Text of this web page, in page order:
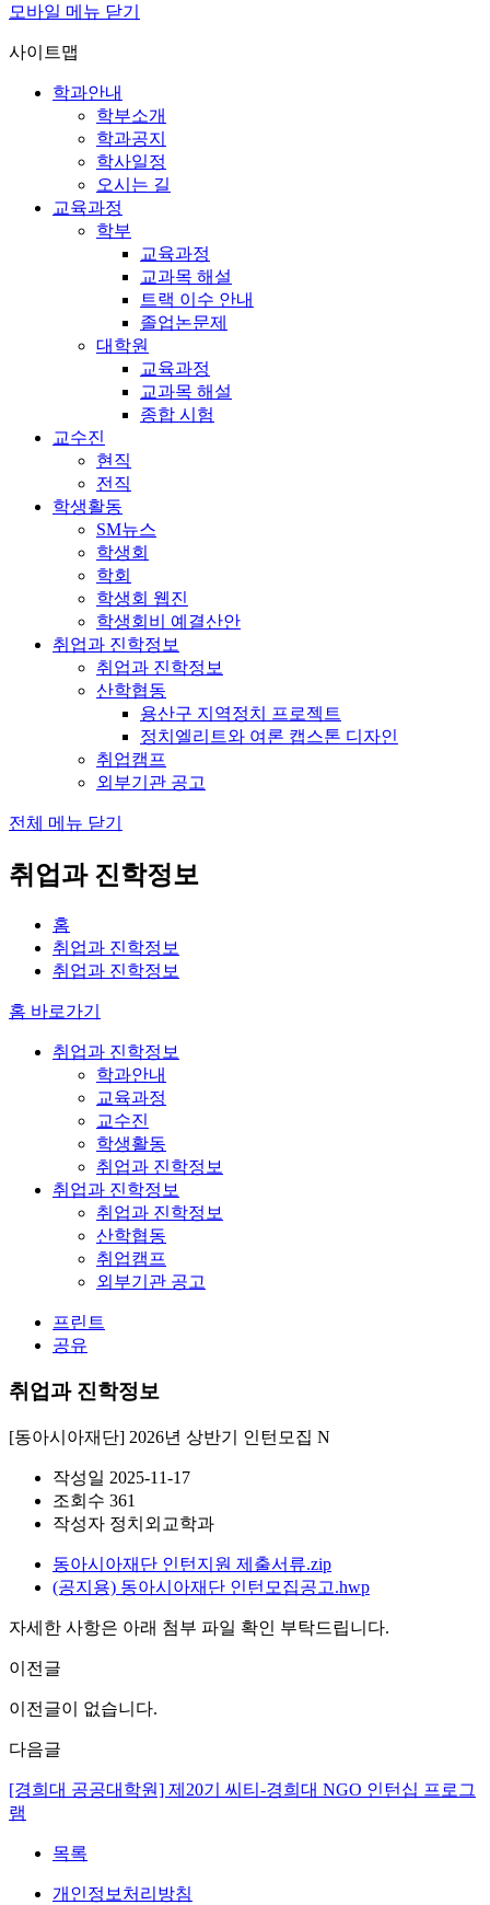
모바일 메뉴 닫기
사이트맵
학과안내
학부소개
학과공지
학사일정
오시는 길
교육과정
학부
교육과정
교과목 해설
트랙 이수 안내
졸업논문제
대학원
교육과정
교과목 해설
종합 시험
교수진
현직
전직
학생활동
SM뉴스
학생회
학회
학생회 웹진
학생회비 예결산안
취업과 진학정보
취업과 진학정보
산학협동
용산구 지역정치 프로젝트
정치엘리트와 여론 캡스톤 디자인
취업캠프
외부기관 공고
전체 메뉴 닫기
취업과 진학정보
홈
취업과 진학정보
취업과 진학정보
홈 바로가기
취업과 진학정보
학과안내
교육과정
교수진
학생활동
취업과 진학정보
취업과 진학정보
취업과 진학정보
산학협동
취업캠프
외부기관 공고
프린트
공유
취업과 진학정보
[동아시아재단] 2026년 상반기 인턴모집 N
작성일 2025-11-17
조회수 361
작성자 정치외교학과
동아시아재단 인턴지원 제출서류.zip
(공지용) 동아시아재단 인턴모집공고.hwp
자세한 사항은 아래 첨부 파일 확인 부탁드립니다.
이전글
이전글이 없습니다.
다음글
[경희대 공공대학원] 제20기 씨티-경희대 NGO 인턴십 프로그
램
목록
개인정보처리방침